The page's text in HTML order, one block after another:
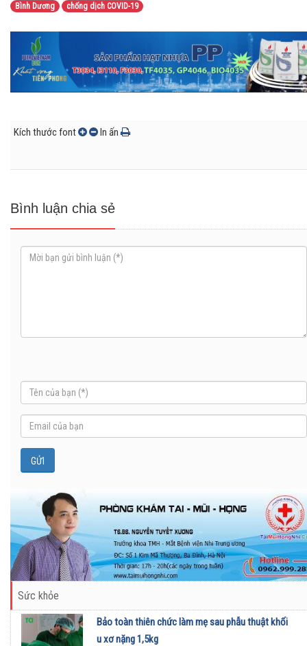
Bình Dương
chống dịch COVID-19
Kích thước font In ấn
Bình luận chia sẻ
Sức khỏe
Bảo toàn thiên chức làm mẹ sau phẫu thuật khối
u xơ nặng 1,5kg